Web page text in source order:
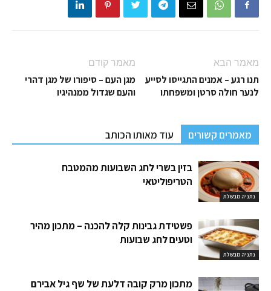
מאמר קודם
מגן העם – סיפורו של מגן דהרי
והעם שגדול ממנהיגיו
מאמר הבא
תנו רגע – אמנים התגייסו לסייע
לנער חולה סרטן ומשפחתו
מאמרים קשורים עוד מאותו הכותב
נתניה מבשלת
בזין בשרי לחג השבועות מהמטבח
הטריפוליטאי
נתניה מבשלת
פשטידת גבינות קלה להכנה – מתכון מהיר
וטעים לחג שבועות
מתכון מרק קובה דלעת של שף גיל אבירם